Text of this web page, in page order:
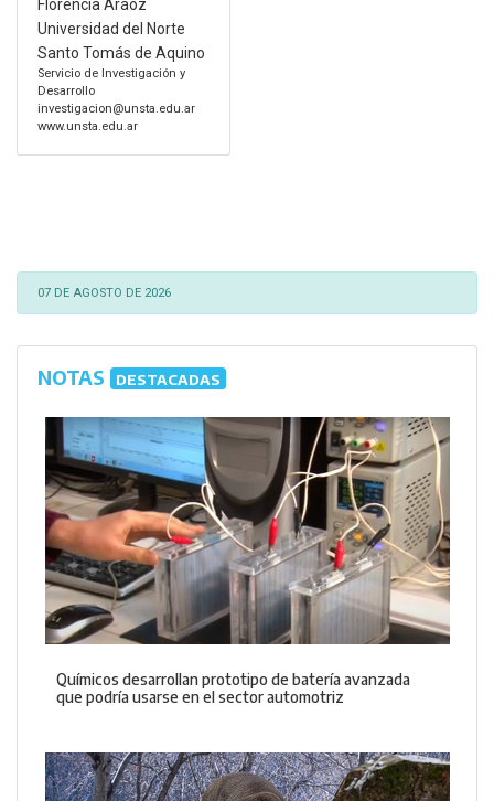
Florencia Aráoz
Universidad del Norte
Santo Tomás de Aquino
Servicio de Investigación y
Desarrollo
investigacion@unsta.edu.ar
www.unsta.edu.ar
07 DE AGOSTO DE 2026
NOTAS DESTACADAS
Químicos desarrollan prototipo de batería avanzada
que podría usarse en el sector automotriz